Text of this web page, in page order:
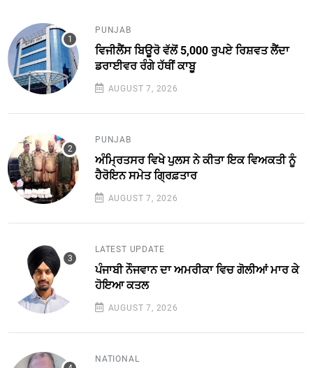
PUNJAB
ਵਿਜੀਲੈਂਸ ਬਿਊਰੋ ਵੱਲੋਂ 5,000 ਰੁਪਏ ਰਿਸ਼ਵਤ ਲੈਂਦਾ
ਡਰਾਈਵਰ ਰੰਗੇ ਹੱਥੀਂ ਕਾਬੂ
AUGUST 7, 2026
PUNJAB
ਅੰਮ੍ਰਿਤਸਰ ਵਿਖੇ ਪੁਲਸ ਨੇ ਕੀਤਾ ਇਕ ਵਿਅਕਤੀ ਨੂੰ
ਹੈਰੋਇਨ ਸਮੇਤ ਗ੍ਰਿਫ਼ਤਾਰ
AUGUST 7, 2026
LATEST UPDATE
ਪੰਜਾਬੀ ਨੌਜਵਾਨ ਦਾ ਅਮਰੀਕਾ ਵਿਚ ਗੋਲੀਆਂ ਮਾਰ ਕੇ
ਹੋਇਆ ਕਤਲ
AUGUST 7, 2026
NATIONAL